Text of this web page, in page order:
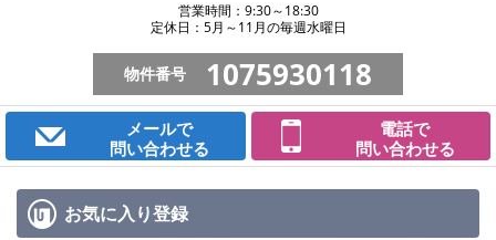
営業時間：9:30～18:30
定休日：5月～11月の毎週水曜日
物件番号 1075930118
メールで
問い合わせる
電話で
問い合わせる
お気に入り登録